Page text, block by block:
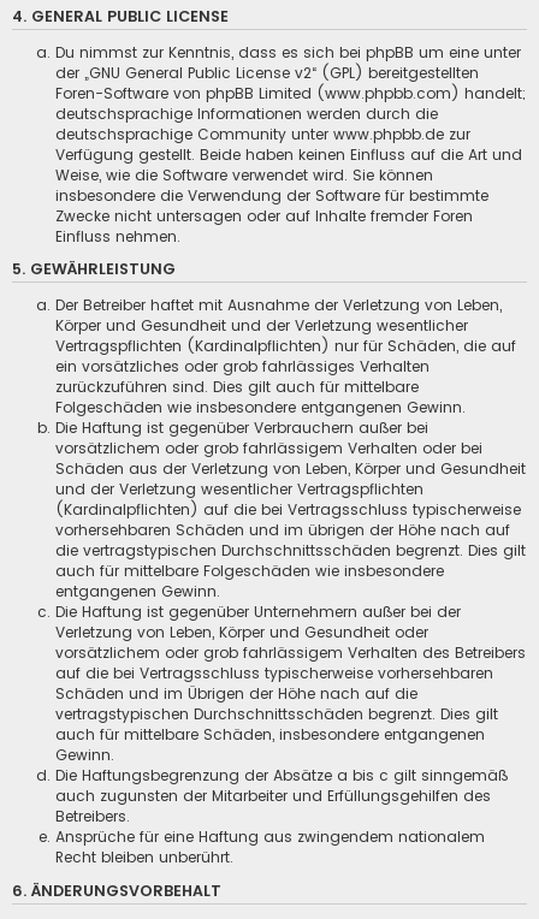
4. GENERAL PUBLIC LICENSE
Du nimmst zur Kenntnis, dass es sich bei phpBB um eine unter
der „GNU General Public License v2“ (GPL) bereitgestellten
Foren-Software von phpBB Limited (www.phpbb.com) handelt;
deutschsprachige Informationen werden durch die
deutschsprachige Community unter www.phpbb.de zur
Verfügung gestellt. Beide haben keinen Einfluss auf die Art und
Weise, wie die Software verwendet wird. Sie können
insbesondere die Verwendung der Software für bestimmte
Zwecke nicht untersagen oder auf Inhalte fremder Foren
Einfluss nehmen.
5. GEWÄHRLEISTUNG
Der Betreiber haftet mit Ausnahme der Verletzung von Leben,
Körper und Gesundheit und der Verletzung wesentlicher
Vertragspflichten (Kardinalpflichten) nur für Schäden, die auf
ein vorsätzliches oder grob fahrlässiges Verhalten
zurückzuführen sind. Dies gilt auch für mittelbare
Folgeschäden wie insbesondere entgangenen Gewinn.
Die Haftung ist gegenüber Verbrauchern außer bei
vorsätzlichem oder grob fahrlässigem Verhalten oder bei
Schäden aus der Verletzung von Leben, Körper und Gesundheit
und der Verletzung wesentlicher Vertragspflichten
(Kardinalpflichten) auf die bei Vertragsschluss typischerweise
vorhersehbaren Schäden und im übrigen der Höhe nach auf
die vertragstypischen Durchschnittsschäden begrenzt. Dies gilt
auch für mittelbare Folgeschäden wie insbesondere
entgangenen Gewinn.
Die Haftung ist gegenüber Unternehmern außer bei der
Verletzung von Leben, Körper und Gesundheit oder
vorsätzlichem oder grob fahrlässigem Verhalten des Betreibers
auf die bei Vertragsschluss typischerweise vorhersehbaren
Schäden und im Übrigen der Höhe nach auf die
vertragstypischen Durchschnittsschäden begrenzt. Dies gilt
auch für mittelbare Schäden, insbesondere entgangenen
Gewinn.
Die Haftungsbegrenzung der Absätze a bis c gilt sinngemäß
auch zugunsten der Mitarbeiter und Erfüllungsgehilfen des
Betreibers.
Ansprüche für eine Haftung aus zwingendem nationalem
Recht bleiben unberührt.
6. ÄNDERUNGSVORBEHALT